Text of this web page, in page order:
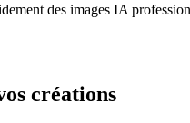
des images IA
créations